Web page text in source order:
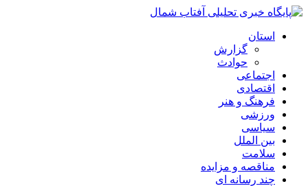
استان
گزارش
حوادث
اجتماعی
اقتصادی
فرهنگ و هنر
ورزشی
سیاسی
بین الملل
سلامت
مناقصه و مزایده
چند رسانه ای